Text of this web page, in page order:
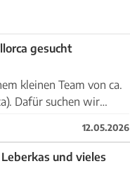
gesucht
kleinen Team von ca.
Dafür suchen wir
12.05.2026
und vieles